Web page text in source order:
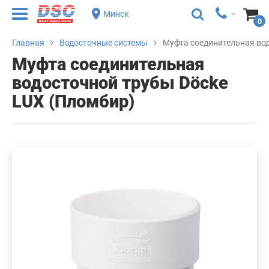
Минск
0
Главная Водосточные системы Муфта соединительная
Муфта соединительная
водосточной трубы Döcke
LUX (Пломбир)